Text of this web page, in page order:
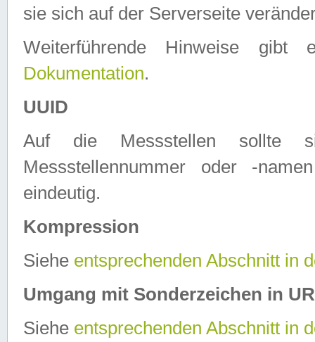
sie sich auf der Serverseite
Weiterführende Hinweise
Dokumentation.
UUID
Auf die Messstellen sollte
Messstellennummer oder -
eindeutig.
Kompression
Siehe entsprechenden Abschnitt in
Umgang mit Sonderzeichen in
Siehe entsprechenden Abschnitt in